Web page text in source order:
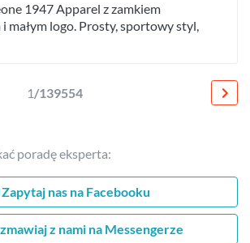
1947 Apparel z zamkiem
i małym logo. Prosty, sportowy styl,
1 /139554
poradę eksperta:
Zapytaj nas na Facebooku
z nami na Messengerze